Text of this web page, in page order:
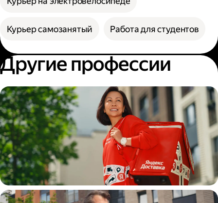
Курьер самозанятый Работа для студентов
Другие профессии
Пеший курьер